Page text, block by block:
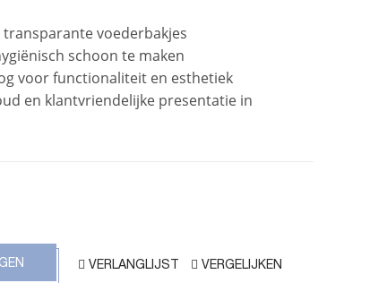
voederbakjes
schoon te maken
voor functionaliteit en esthetiek
en klantvriendelijke presentatie in
VERLANGLIJST VERGELIJKEN